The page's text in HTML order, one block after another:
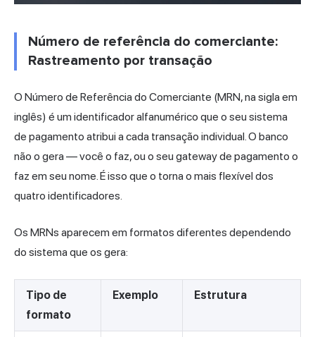
Número de referência do comerciante:
Rastreamento por transação
O Número de Referência do Comerciante (MRN, na sigla em
inglês) é um identificador alfanumérico que o seu sistema
de pagamento atribui a cada transação individual. O banco
não o gera — você o faz, ou o seu gateway de pagamento o
faz em seu nome. É isso que o torna o mais flexível dos
quatro identificadores.
Os MRNs aparecem em formatos diferentes dependendo
do sistema que os gera:
Tipo de
formato
Exemplo Estrutura